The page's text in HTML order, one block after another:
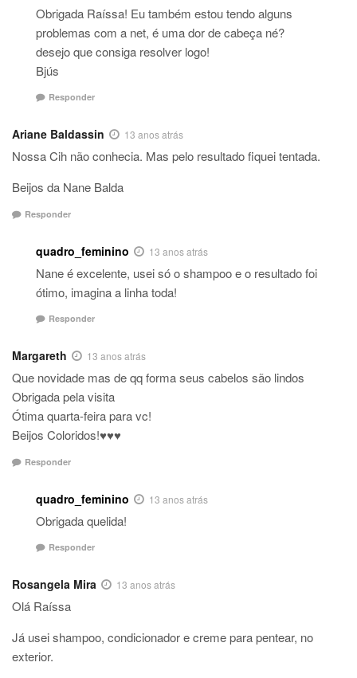
Obrigada Raíssa! Eu também estou tendo alguns
problemas com a net, é uma dor de cabeça né?
desejo que consiga resolver logo!
Bjús
Responder
Ariane Baldassin 13 anos atrás
Nossa Cih não conhecia. Mas pelo resultado fiquei tentada.
Beijos da Nane Balda
Responder
quadro_feminino 13 anos atrás
Nane é excelente, usei só o shampoo e o resultado foi
ótimo, imagina a linha toda!
Responder
Margareth 13 anos atrás
Que novidade mas de qq forma seus cabelos são lindos
Obrigada pela visita
Ótima quarta-feira para vc!
Beijos Coloridos!♥♥♥
Responder
quadro_feminino 13 anos atrás
Obrigada quelida!
Responder
Rosangela Mira 13 anos atrás
Olá Raíssa
Já usei shampoo, condicionador e creme para pentear, no
exterior.